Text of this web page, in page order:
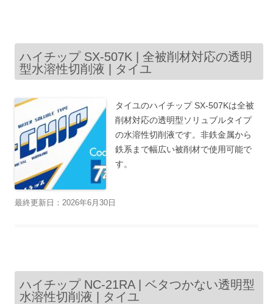
ハイチップ SX-507K | 全被削材対応の透明
型水溶性切削液 | タイユ
タイユのハイチップ SX-507Kは全被
削材対応の透明型ソリュブルタイプ
の水溶性切削液です。非鉄金属から
鉄系まで幅広い被削材で使用可能で
す。
最終更新日：2026年6月30日
ハイチップ NC-21RA | ベタつかない透明型
水溶性切削液 | タイユ